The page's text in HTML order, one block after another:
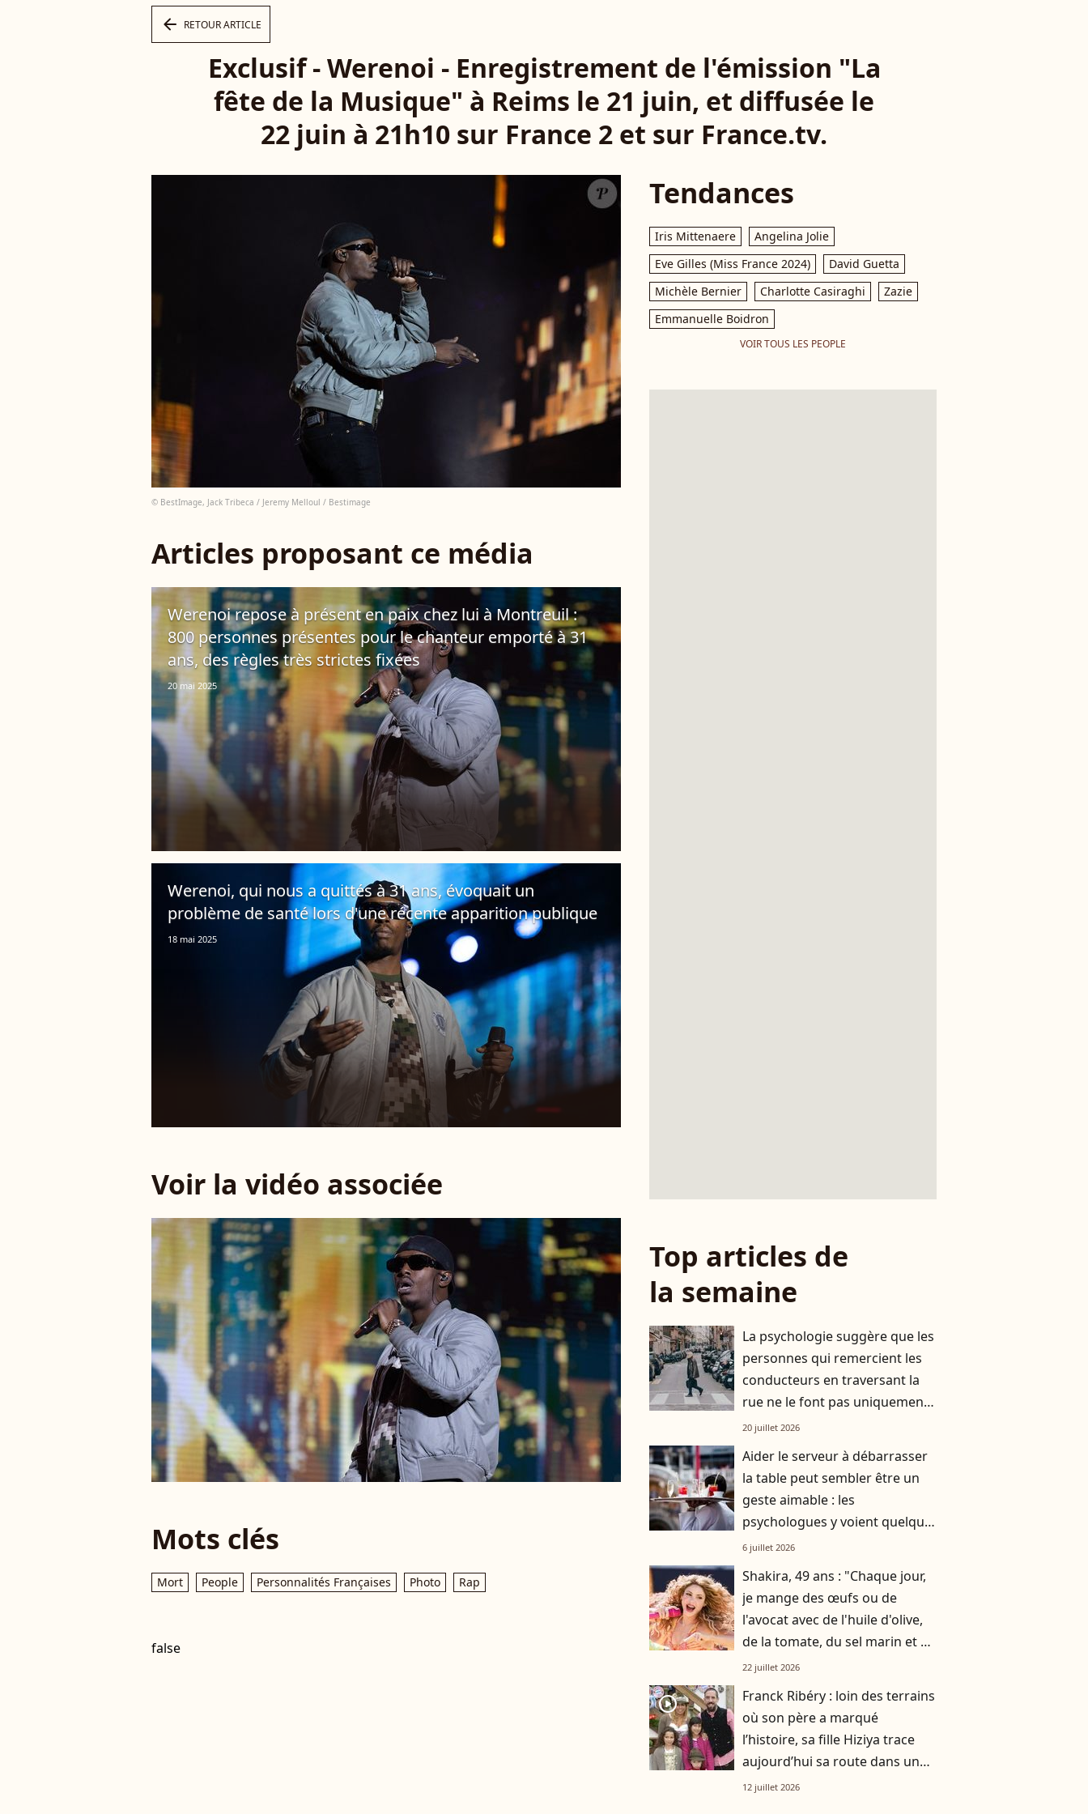
arrow_left RETOUR ARTICLE
Exclusif - Werenoi - Enregistrement de l'émission "La
fête de la Musique" à Reims le 21 juin, et diffusée le
22 juin à 21h10 sur France 2 et sur France.tv.
© BestImage, Jack Tribeca / Jeremy Melloul / Bestimage
Articles proposant ce média
Werenoi repose à présent en paix chez lui à Montreuil :
800 personnes présentes pour le chanteur emporté à 31
ans, des règles très strictes fixées
20 mai 2025
Werenoi, qui nous a quittés à 31 ans, évoquait un
problème de santé lors d'une récente apparition publique
18 mai 2025
Voir la vidéo associée
Mots clés
Mort People Personnalités Françaises Photo Rap
false
Tendances
Iris Mittenaere
Angelina Jolie
Eve Gilles (Miss France 2024)
David Guetta
Michèle Bernier
Charlotte Casiraghi
Zazie
Emmanuelle Boidron
VOIR TOUS LES PEOPLE
Top articles de
la semaine
La psychologie suggère que les
personnes qui remercient les
conducteurs en traversant la
rue ne le font pas uniquement
par gratitude
20 juillet 2026
Aider le serveur à débarrasser
la table peut sembler être un
geste aimable : les
psychologues y voient quelque
chose de bien plus profond.
6 juillet 2026
Shakira, 49 ans : "Chaque jour,
je mange des œufs ou de
l'avocat avec de l'huile d'olive,
de la tomate, du sel marin et un
smoothie"
22 juillet 2026
player2
Franck Ribéry : loin des terrains
où son père a marqué
l’histoire, sa fille Hiziya trace
aujourd’hui sa route dans un
tout autre univers
12 juillet 2026